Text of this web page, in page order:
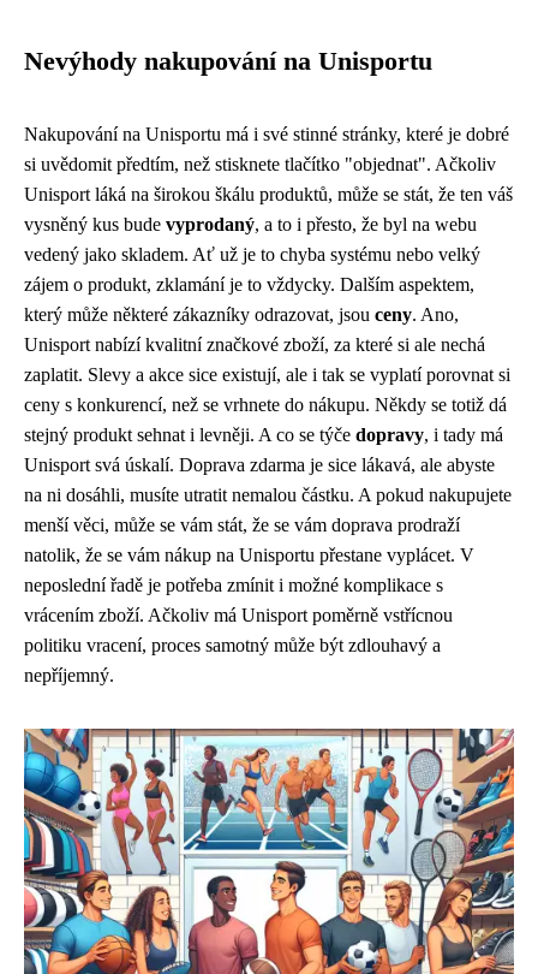
Nevýhody nakupování na Unisportu
Nakupování na Unisportu má i své stinné stránky, které je dobré
si uvědomit předtím, než stisknete tlačítko "objednat". Ačkoliv
Unisport láká na širokou škálu produktů, může se stát, že ten váš
vysněný kus bude vyprodaný, a to i přesto, že byl na webu
vedený jako skladem. Ať už je to chyba systému nebo velký
zájem o produkt, zklamání je to vždycky. Dalším aspektem,
který může některé zákazníky odrazovat, jsou ceny. Ano,
Unisport nabízí kvalitní značkové zboží, za které si ale nechá
zaplatit. Slevy a akce sice existují, ale i tak se vyplatí porovnat si
ceny s konkurencí, než se vrhnete do nákupu. Někdy se totiž dá
stejný produkt sehnat i levněji. A co se týče dopravy, i tady má
Unisport svá úskalí. Doprava zdarma je sice lákavá, ale abyste
na ni dosáhli, musíte utratit nemalou částku. A pokud nakupujete
menší věci, může se vám stát, že se vám doprava prodraží
natolik, že se vám nákup na Unisportu přestane vyplácet. V
neposlední řadě je potřeba zmínit i možné komplikace s
vrácením zboží. Ačkoliv má Unisport poměrně vstřícnou
politiku vracení, proces samotný může být zdlouhavý a
nepříjemný.